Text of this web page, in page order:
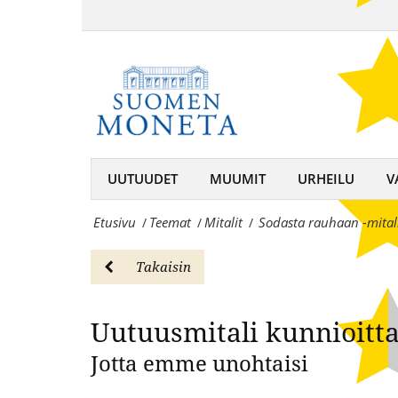
kunniaksi:
Rauha
80
vuotta
-
mitali
Moneta
–
UUTUUDET MUUMIT URHEILU
Etusivu / Teemat /Mitalit / Sodasta rauhaan -
Takaisin
Uutuusmitali
Jotta emme unohtaisi
MitalitSuomen
rahojen
mitaleiden
asiantuntija